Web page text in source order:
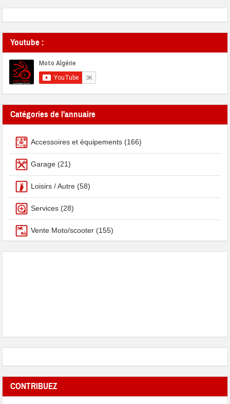
Youtube :
Catégories de l'annuaire
Accessoires et équipements (166)
Garage (21)
Loisirs / Autre (58)
Services (28)
Vente Moto/scooter (155)
CONTRIBUEZ